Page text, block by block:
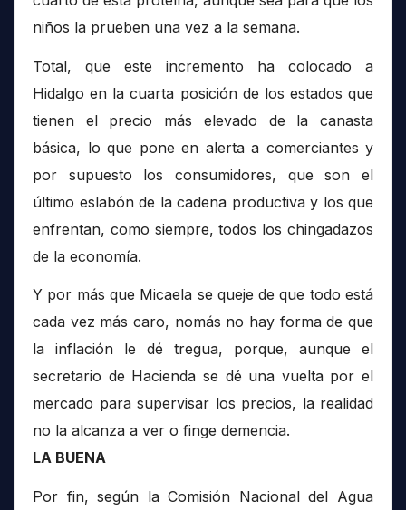
niños la prueben una vez a la semana.
Total, que este incremento ha colocado a
Hidalgo en la cuarta posición de los estados que
tienen el precio más elevado de la canasta
básica, lo que pone en alerta a comerciantes y
por supuesto los consumidores, que son el
último eslabón de la cadena productiva y los que
enfrentan, como siempre, todos los chingadazos
de la economía.
Y por más que Micaela se queje de que todo está
cada vez más caro, nomás no hay forma de que
la inflación le dé tregua, porque, aunque el
secretario de Hacienda se dé una vuelta por el
mercado para supervisar los precios, la realidad
no la alcanza a ver o finge demencia.
LA BUENA
Por fin, según la Comisión Nacional del Agua